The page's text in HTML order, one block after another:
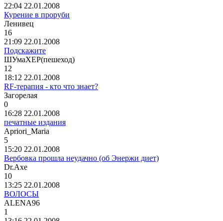
22:04 22.01.2008
Курение в проруби
Ленивeц
16
21:09 22.01.2008
Подскажите
ШУмаХЕР(пешеход)
12
18:12 22.01.2008
RF-терапия - кто что знает?
Загорелая
0
16:28 22.01.2008
печатные издания
Apriori_Maria
5
15:20 22.01.2008
Вербовка прошла неудачно (об Энержи диет)
Dr.Axe
10
13:25 22.01.2008
ВОЛОСЫ
ALENA96
1